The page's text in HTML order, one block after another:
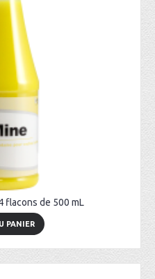
flacons de 500 mL
PANIER